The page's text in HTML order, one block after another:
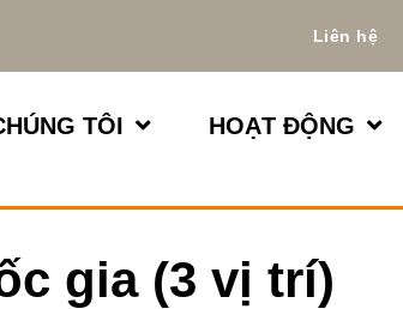
Liên hệ
TÔI HOẠT ĐỘNG
gia (3 vị trí)